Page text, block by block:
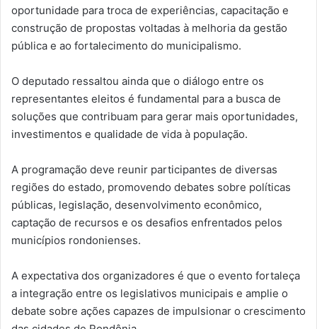
oportunidade para troca de experiências, capacitação e
construção de propostas voltadas à melhoria da gestão
pública e ao fortalecimento do municipalismo.
O deputado ressaltou ainda que o diálogo entre os
representantes eleitos é fundamental para a busca de
soluções que contribuam para gerar mais oportunidades,
investimentos e qualidade de vida à população.
A programação deve reunir participantes de diversas
regiões do estado, promovendo debates sobre políticas
públicas, legislação, desenvolvimento econômico,
captação de recursos e os desafios enfrentados pelos
municípios rondonienses.
A expectativa dos organizadores é que o evento fortaleça
a integração entre os legislativos municipais e amplie o
debate sobre ações capazes de impulsionar o crescimento